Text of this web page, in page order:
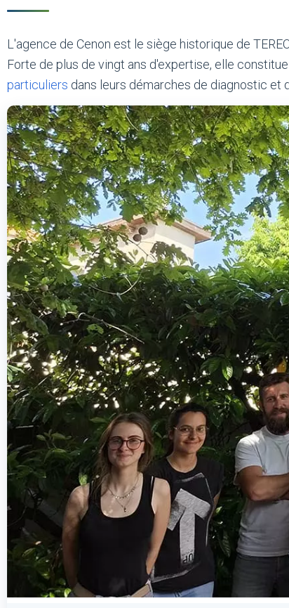
L'agence de Cenon est le siège historique de
Forte de plus de vingt ans d'expertise, elle
particuliers dans leurs démarches de diagnostic et